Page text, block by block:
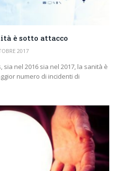
è sotto attacco
2017
nel 2016 sia nel 2017, la sanità è
numero di incidenti di